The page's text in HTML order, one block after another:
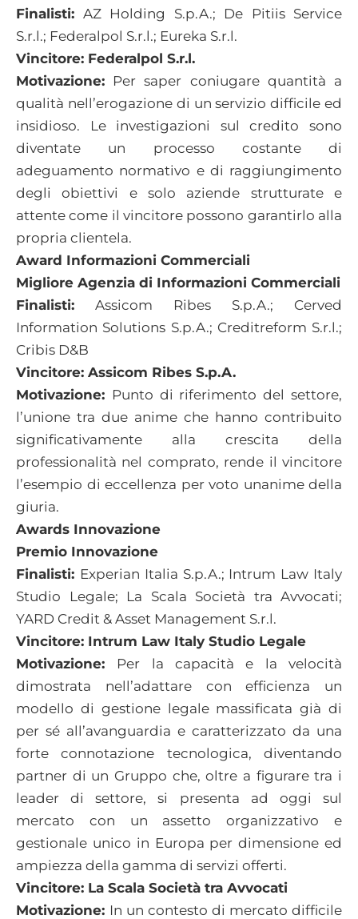
Finalisti: AZ Holding S.p.A.; De Pitiis Service
S.r.l.; Federalpol S.r.l.; Eureka S.r.l.
Vincitore: Federalpol S.r.l.
Motivazione: Per saper coniugare quantità a
qualità nell’erogazione di un servizio difficile ed
insidioso. Le investigazioni sul credito sono
diventate un processo costante di
adeguamento normativo e di raggiungimento
degli obiettivi e solo aziende strutturate e
attente come il vincitore possono garantirlo alla
propria clientela.
Award Informazioni Commerciali
Migliore Agenzia di Informazioni Commerciali
Finalisti: Assicom Ribes S.p.A.; Cerved
Information Solutions S.p.A.; Creditreform S.r.l.;
Cribis D&B
Vincitore: Assicom Ribes S.p.A.
Motivazione: Punto di riferimento del settore,
l’unione tra due anime che hanno contribuito
significativamente alla crescita della
professionalità nel comprato, rende il vincitore
l’esempio di eccellenza per voto unanime della
giuria.
Awards Innovazione
Premio Innovazione
Finalisti: Experian Italia S.p.A.; Intrum Law Italy
Studio Legale; La Scala Società tra Avvocati;
YARD Credit & Asset Management S.r.l.
Vincitore: Intrum Law Italy Studio Legale
Motivazione: Per la capacità e la velocità
dimostrata nell’adattare con efficienza un
modello di gestione legale massificata già di
per sé all’avanguardia e caratterizzato da una
forte connotazione tecnologica, diventando
partner di un Gruppo che, oltre a figurare tra i
leader di settore, si presenta ad oggi sul
mercato con un assetto organizzativo e
gestionale unico in Europa per dimensione ed
ampiezza della gamma di servizi offerti.
Vincitore: La Scala Società tra Avvocati
Motivazione: In un contesto di mercato difficile